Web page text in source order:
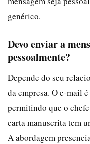
genérico.
Devo enviar a
pessoalmente?
Depende do seu
da empresa. O e-mail
permitindo que o
carta manuscrita tem
A abordagem